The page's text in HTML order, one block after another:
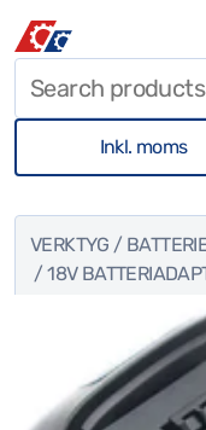
Inkl. moms
VERKTYG /
/ 18V
DEWALT VERKTYG